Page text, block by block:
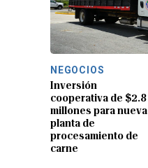
NEGOCIOS
Inversión
cooperativa de $2.8
millones para nueva
planta de
procesamiento de
carne